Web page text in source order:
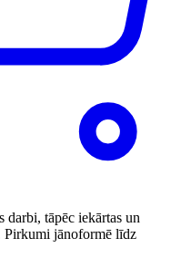
darbi, tāpēc iekārtas un
Pirkumi jānoformē līdz